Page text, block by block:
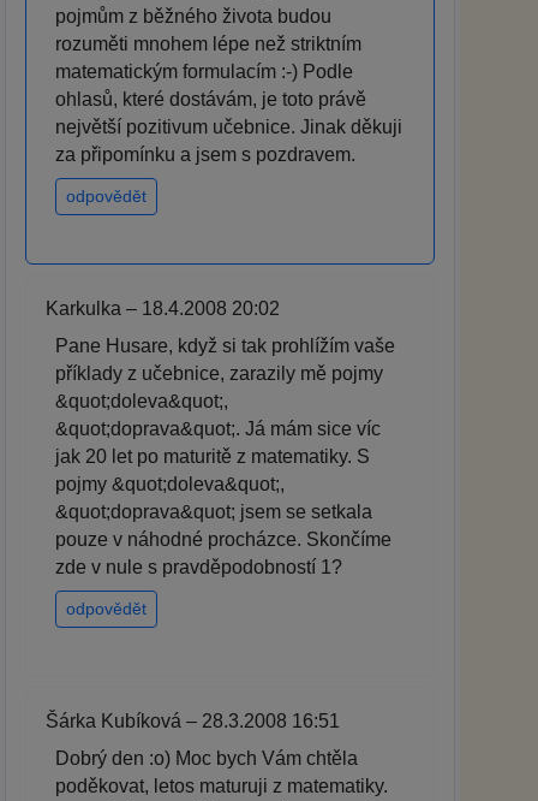
pojmům z běžného života budou
rozuměti mnohem lépe než striktním
matematickým formulacím :-) Podle
ohlasů, které dostávám, je toto právě
největší pozitivum učebnice. Jinak děkuji
za připomínku a jsem s pozdravem.
odpovědět
Karkulka – 18.4.2008 20:02
Pane Husare, když si tak prohlížím vaše
příklady z učebnice, zarazily mě pojmy
&quot;doleva&quot;,
&quot;doprava&quot;. Já mám sice víc
jak 20 let po maturitě z matematiky. S
pojmy &quot;doleva&quot;,
&quot;doprava&quot; jsem se setkala
pouze v náhodné procházce. Skončíme
zde v nule s pravděpodobností 1?
odpovědět
Šárka Kubíková – 28.3.2008 16:51
Dobrý den :o) Moc bych Vám chtěla
poděkovat, letos maturuji z matematiky.